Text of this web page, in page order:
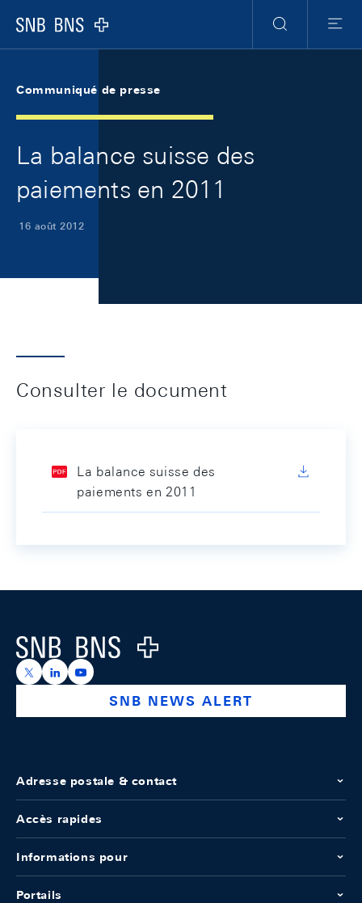
Logo
RechercheMenu
Communiqué de presse
La balance suisse des
paiements en 2011
16 août 2012
Consulter le document
La balance suisse des
paiements en 2011
Logo
https://x.com/snb_bns
https://ch.linkedin.com/company/swiss-national-
https://www.youtube.com/@swissnationalbank
SNB NEWS ALERT
Adresse postale & contact
Accès rapides
Informations pour
Portails